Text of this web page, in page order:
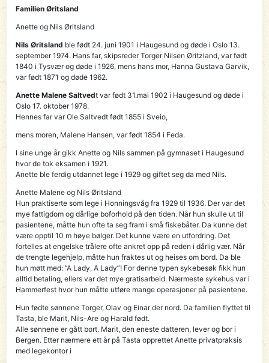
Familien Øritsland
Anette og Nils Øritsland
Nils Øritsland ble født 24. juni 1901 i Haugesund og døde i Oslo 13.
september 1974. Hans far, skipsreder Torger Nilsen Øritzland, var født
1840 i Tysvær og døde i 1926, mens hans mor, Hanna Gustava Garvik,
var født 1871 og døde 1962.
Anette Malene Saltvedt var født 31.mai 1902 i Haugesund og døde i
Oslo 17. oktober 1978.
Hennes far var Ole Saltvedt født 1855 i Sveio,
mens moren, Malene Hansen, var født 1854 i Feda.
I sine unge år gikk Anette og Nils sammen på gymnaset i Haugesund
hvor de tok eksamen i 1921.
Anette ble ferdig utdannet lege i 1929 og giftet seg da med Nils.
Anette Malene og Nils Øritsland
Hun praktiserte som lege i Honningsvåg fra 1929 til 1936. Der var det
mye fattigdom og dårlige boforhold på den tiden. Når hun skulle ut til
pasientene, måtte hun ofte ta seg fram i små fiskebåter. Da kunne det
være opptil 10 m høye bølger. Det kunne være en utfordring. Det
fortelles at engelske trålere ofte ankret opp på reden i dårlig vær. Når
de trengte legehjelp, måtte hun fraktes ut og heises om bord. Da ble
hun møtt med: ”A Lady, A Lady”! For denne typen sykebesøk fikk hun
alltid betaling, ellers var det mye gratisarbeid. Nærmeste sykehus var i
Hammerfest hvor hun måtte utføre mange operasjoner på pasientene.
Hun fødte sønnene Torger, Olav og Einar der nord. Da familien flyttet til
Tasta, ble Marit, Nils-Are og Harald født.
Alle sønnene er gått bort. Marit, den eneste datteren, lever og bor i
Bergen. Etter nærmere ett år på Tasta opprettet Anette privatpraksis
med legekontor i